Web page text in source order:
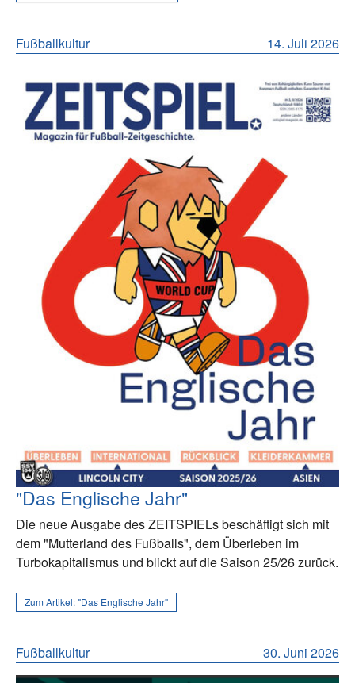
14. Juli 2026
Fußballkultur
"Das Englische Jahr"
Die neue Ausgabe des ZEITSPIELs beschäftigt sich mit
dem "Mutterland des Fußballs", dem Überleben im
Turbokapitalismus und blickt auf die Saison 25/26 zurück.
Zum Artikel:"Das Englische Jahr"
30. Juni 2026
Fußballkultur